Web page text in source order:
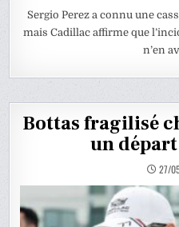
Sergio Perez a connu une
mais Cadillac affirme que
n’en
Bottas fragilisé
un départ
27/